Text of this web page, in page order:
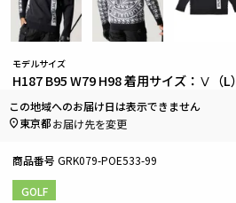
GOLF
モデルサイズ
H187 B95 W79 H98 着用サイズ：Ⅴ（L）
商品番号 GRK079-POE533-99
この地域へのお届け日は表示できません
東京都お届け先を変更